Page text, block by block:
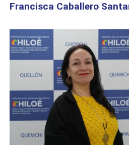
Francisca Caballero